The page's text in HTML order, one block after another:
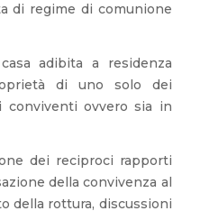
di regime di comunione
adibita a residenza
di uno solo dei
ovvero sia in
dei reciproci rapporti
della convivenza al
della rottura, discussioni